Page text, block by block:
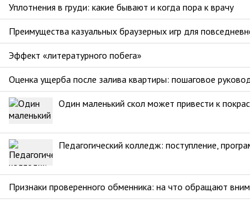
Уплотнения в груди: какие бывают и когда пора к врачу
Преимущества казуальных браузерных игр для
Эффект «литературного побега»
Оценка ущерба после залива квартиры: пошаговое
Один маленький скол может привести к
Педагогический колледж: поступление,
Признаки проверенного обменника: на что обращают